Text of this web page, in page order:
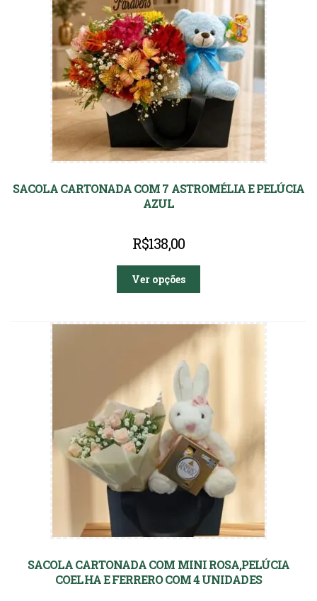
SACOLA CARTONADA COM 7 ASTROMÉLIA E PELÚCIA
AZUL
R$138,00
Ver opções
SACOLA CARTONADA COM MINI ROSA,PELÚCIA
COELHA E FERRERO COM 4 UNIDADES